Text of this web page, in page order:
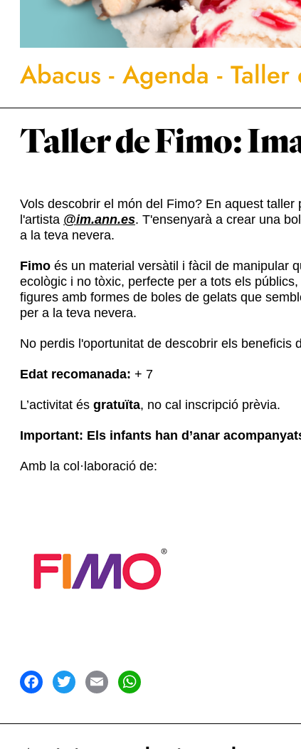
Abacus - Agenda -
Taller de Fimo:
Vols descobrir el món del Fimo? En aquest
l'artista @im.ann.es. T'ensenyarà a crear una
a la teva nevera.
Fimo és un material versàtil i fàcil de manipular
ecològic i no tòxic, perfecte per a tots els
figures amb formes de boles de gelats que
per a la teva nevera.
No perdis l'oportunitat de descobrir els beneficis
Edat recomanada: + 7
L’activitat és gratuïta, no cal inscripció prèvia.
Important: Els infants han d’anar
Amb la col·laboració de: